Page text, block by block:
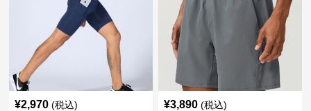
¥2,970 (税込) ¥3,890 (税込)